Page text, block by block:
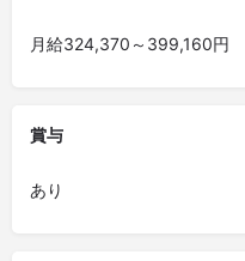
月給324,370～399,160円
賞与
あり